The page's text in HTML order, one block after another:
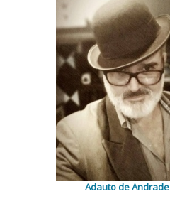
Adauto de Andrade